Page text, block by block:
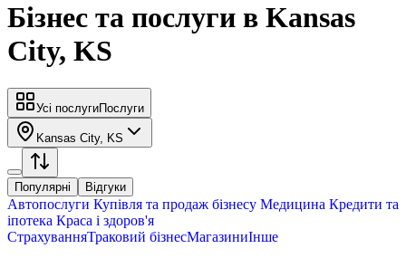
Бізнес та послуги в Kansas
City, KS
Усі послугиПослуги
Kansas City, KS
Популярні Відгуки
Автопослуги Купівля та продаж бізнесу Медицина Кредити та
іпотека Краса і здоров'я
СтрахуванняТраковий бізнесМагазиниІнше